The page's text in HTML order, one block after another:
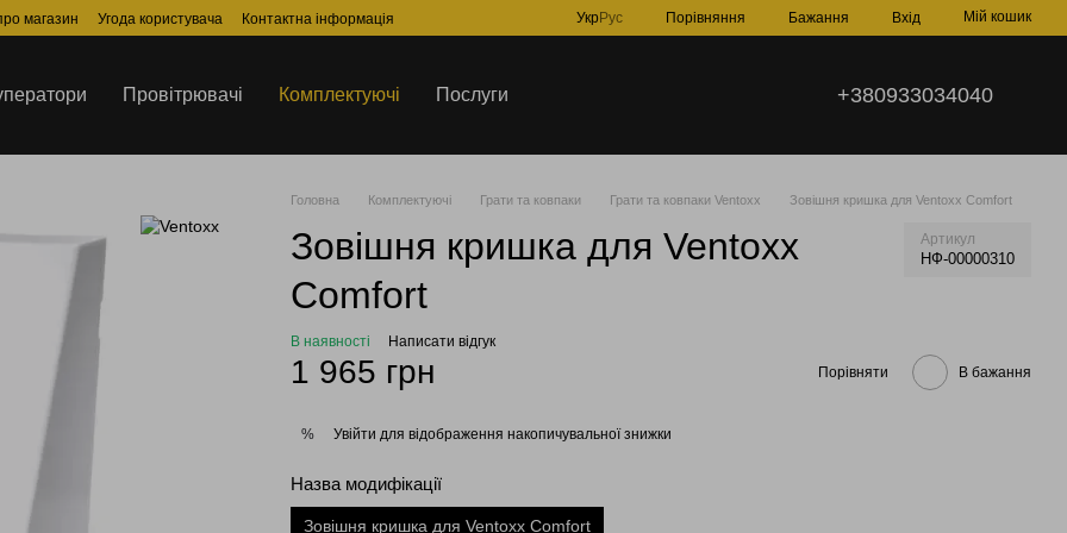
магазин Угода користувача Контактна інформація УкрРус Порівняння Бажання Вхід Мій кошик
Провітрювачі Комплектуючі Послуги +380933034040
Головна Комплектуючі Грати та ковпаки Грати та ковпаки Ventoxx Зовішня кришка для Ventoxx Comfort
Зовішня кришка для Ventoxx
Comfort
Артикул
НФ-00000310
В наявності Написати відгук
1 965 грн Порівняти В бажання
% Увійти для відображення накопичувальної знижки
Назва модифікації
Зовішня кришка для Ventoxx Comfort